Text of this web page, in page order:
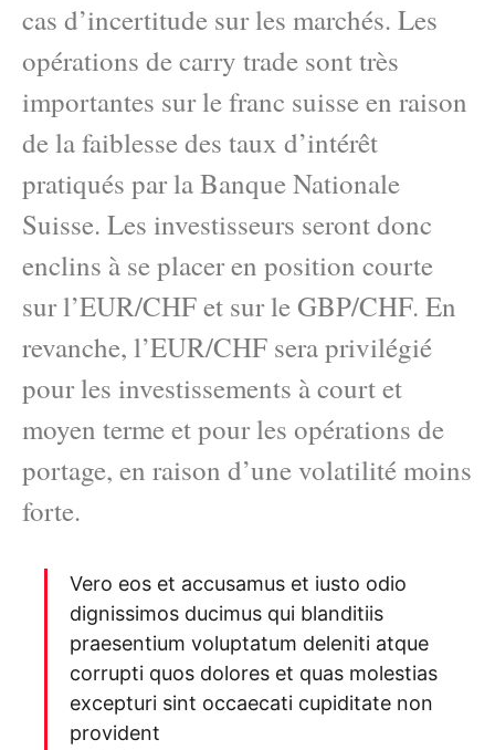
cas d’incertitude sur les marchés. Les
opérations de carry trade sont très
importantes sur le franc suisse en raison
de la faiblesse des taux d’intérêt
pratiqués par la Banque Nationale
Suisse. Les investisseurs seront donc
enclins à se placer en position courte
sur l’EUR/CHF et sur le GBP/CHF. En
revanche, l’EUR/CHF sera privilégié
pour les investissements à court et
moyen terme et pour les opérations de
portage, en raison d’une volatilité moins
forte.
Vero eos et accusamus et iusto odio
dignissimos ducimus qui blanditiis
praesentium voluptatum deleniti atque
corrupti quos dolores et quas molestias
excepturi sint occaecati cupiditate non
provident